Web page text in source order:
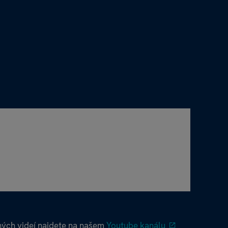
videí najdete na našemYoutube kanálu